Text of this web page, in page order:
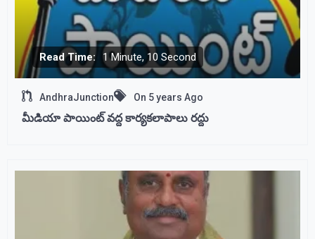
Read Time: 1 Minute, 10 Second
AndhraJunction On 5 years Ago
మీడియా పాయింట్ వద్ద కార్యకలాపాలు రద్దు